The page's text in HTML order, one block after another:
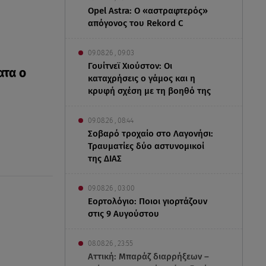
ο
Opel Astra: Ο «αστραφτερός»
απόγονος του Rekord C
09.08.26 , 09:03
Γουίτνεϊ Χιούστον: Οι
καταχρήσεις ο γάμος και η
κρυφή σχέση με τη βοηθό της
09.08.26 , 08:44
Σοβαρό τροχαίο στο Λαγονήσι:
Τραυματίες δύο αστυνομικοί
της ΔΙΑΣ
09.08.26 , 03:00
Εορτολόγιο: Ποιοι γιορτάζουν
στις 9 Αυγούστου
08.08.26 , 23:55
Αττική: Μπαράζ διαρρήξεων –